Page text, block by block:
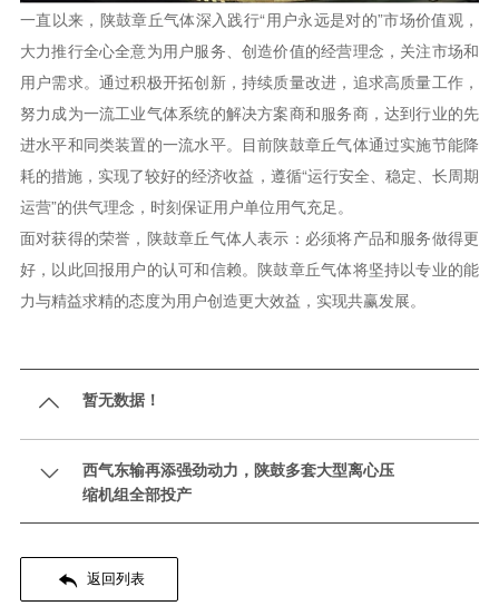
一直以来，陕鼓章丘气体深入践行“用户永远是对的”市场价值观，
大力推行全心全意为用户服务、创造价值的经营理念，关注市场和
用户需求。通过积极开拓创新，持续质量改进，追求高质量工作，
努力成为一流工业气体系统的解决方案商和服务商，达到行业的先
进水平和同类装置的一流水平。目前陕鼓章丘气体通过实施节能降
耗的措施，实现了较好的经济收益，遵循“运行安全、稳定、长周期
运营”的供气理念，时刻保证用户单位用气充足。
面对获得的荣誉，陕鼓章丘气体人表示：必须将产品和服务做得更
好，以此回报用户的认可和信赖。陕鼓章丘气体将坚持以专业的能
力与精益求精的态度为用户创造更大效益，实现共赢发展。
 暂无数据！

西气东输再添强劲动力，陕鼓多套大型离心压
缩机组全部投产
 返回列表